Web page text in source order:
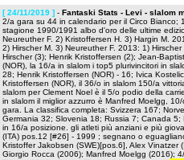
[ 24/11/2019 ] - Fantaski Stats - Levi - slalom
2/a gara su 44 in calendario per il Circo Bianco;
stagione 1990/1991 albo d'oro delle ultime
Neureuther F. 2) Kristoffersen H. 3) Hargin M.
2) Hirscher M. 3) Neureuther F. 2013: 1)
Hirscher (3); Henrik Kristoffersen (2); Jean-
(NOR), la 16/a in slalom i top5 plurivincitori in
28; Henrik Kristoffersen (NOR) - 16; Ivica
Kristoffersen (NOR), il 36/o in slalom 150/a
slalom per Clement Noel è il 5/o podio della
in slalom il miglior azzurro è Manfred Moelgg,
gara. La classifica completa: Svizzera 167;
Germania 32; Slovenia 18; Russia 7; Canada
in 16/a posizione. gli atleti più anziani e più
(ITA) pos.12 [#26] - 1999 ; segnano o
Kristoffer Jakobsen (SWE)[pos.6], Alex
Giorgio Rocca (2006); Manfred Moelgg (2016);